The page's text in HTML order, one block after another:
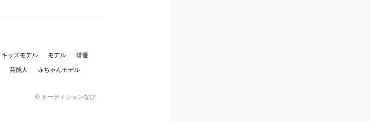
キッズモデル モデル 俳優
芸能人 赤ちゃんモデル
© オーディションなび